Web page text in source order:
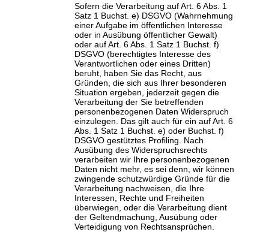
Sofern die Verarbeitung auf Art. 6 Abs. 1
Satz 1 Buchst. e) DSGVO (Wahrnehmung
einer Aufgabe im öffentlichen Interesse
oder in Ausübung öffentlicher Gewalt)
oder auf Art. 6 Abs. 1 Satz 1 Buchst. f)
DSGVO (berechtigtes Interesse des
Verantwortlichen oder eines Dritten)
beruht, haben Sie das Recht, aus
Gründen, die sich aus Ihrer besonderen
Situation ergeben, jederzeit gegen die
Verarbeitung der Sie betreffenden
personenbezogenen Daten Widerspruch
einzulegen. Das gilt auch für ein auf Art. 6
Abs. 1 Satz 1 Buchst. e) oder Buchst. f)
DSGVO gestütztes Profiling. Nach
Ausübung des Widerspruchsrechts
verarbeiten wir Ihre personenbezogenen
Daten nicht mehr, es sei denn, wir können
zwingende schutzwürdige Gründe für die
Verarbeitung nachweisen, die Ihre
Interessen, Rechte und Freiheiten
überwiegen, oder die Verarbeitung dient
der Geltendmachung, Ausübung oder
Verteidigung von Rechtsansprüchen.